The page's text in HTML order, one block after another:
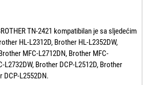
TN-2421 kompatibilan je sa sljedećim
HL-L2312D, Brother HL-L2352DW,
MFC-L2712DN, Brother MFC-
L2732DW, Brother DCP-L2512D, Brother
DCP-L2552DN.